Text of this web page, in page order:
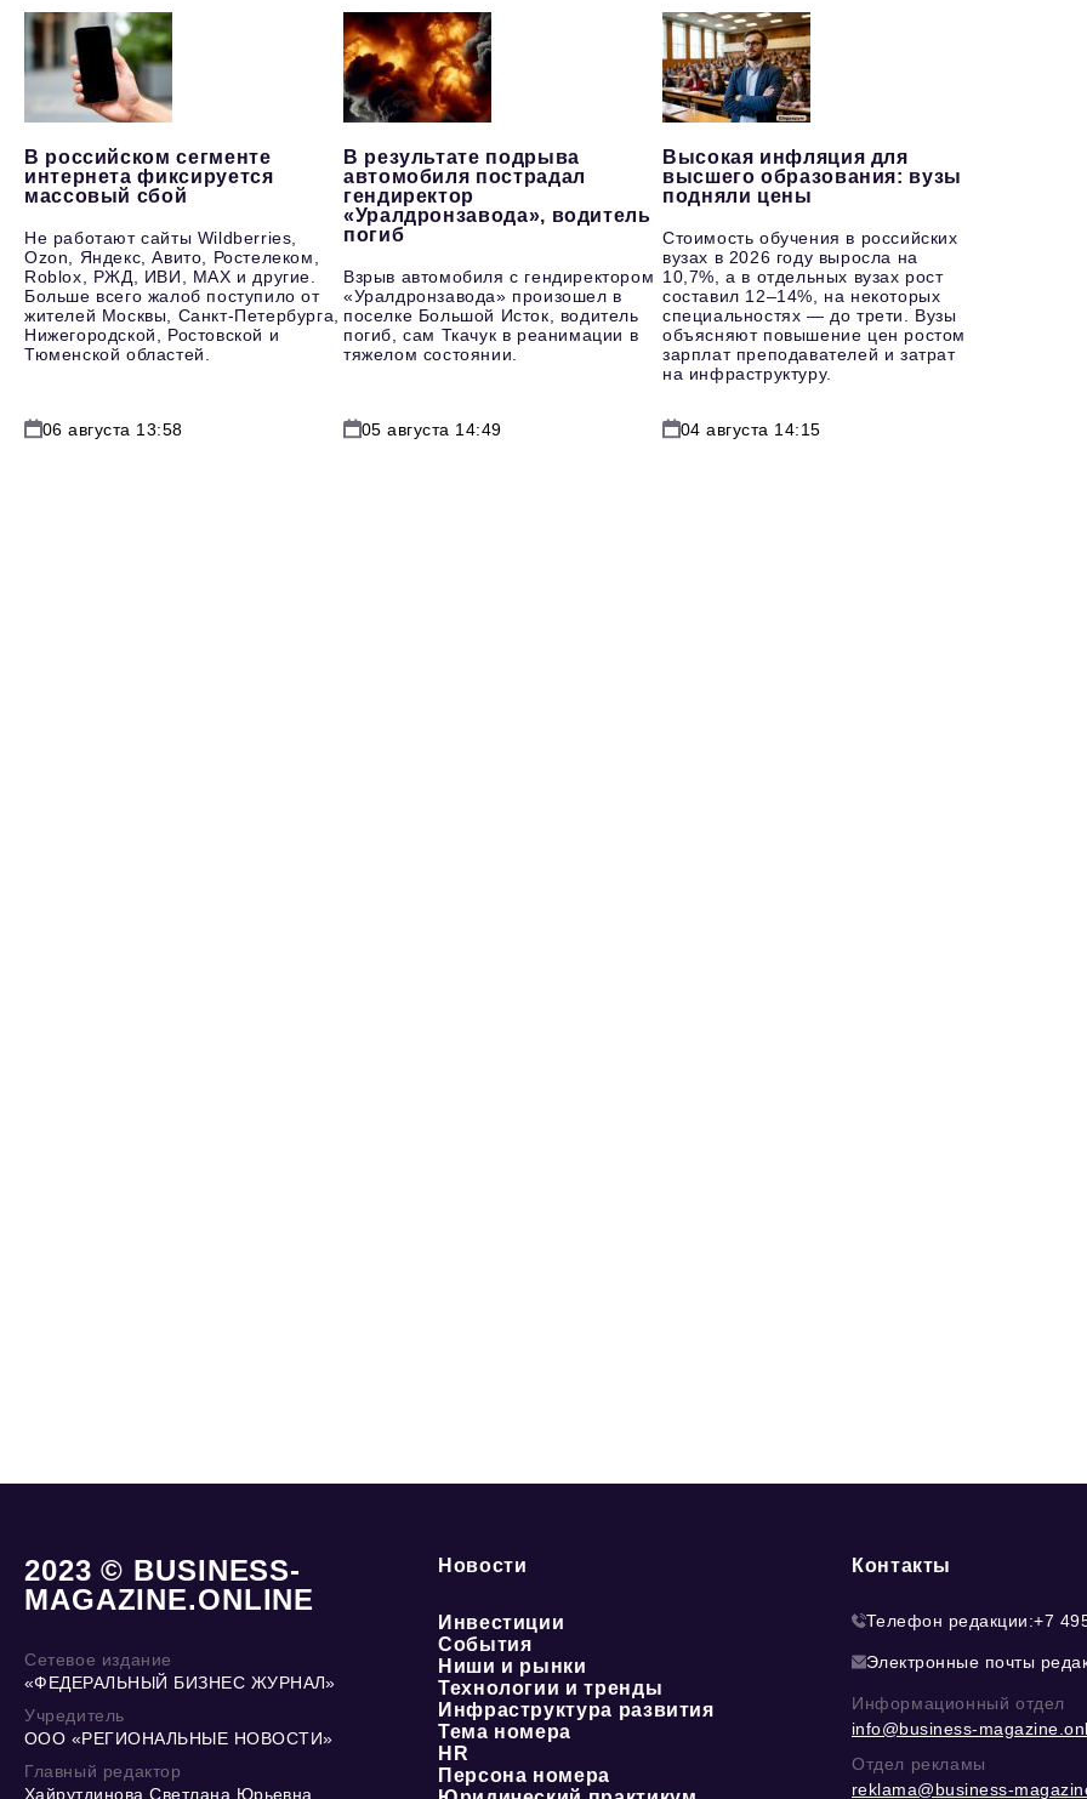
В российском сегменте
интернета фиксируется
массовый сбой
Не работают сайты Wildberries,
Ozon, Яндекс, Авито, Ростелеком,
Roblox, РЖД, ИВИ, MAX и другие.
Больше всего жалоб поступило от
жителей Москвы, Санкт-Петербурга,
Нижегородской, Ростовской и
Тюменской областей.
06 августа 13:58
В результате подрыва
автомобиля пострадал
гендиректор
«Уралдронзавода», водитель
погиб
Взрыв автомобиля с гендиректором
«Уралдронзавода» произошел в
поселке Большой Исток, водитель
погиб, сам Ткачук в реанимации в
тяжелом состоянии.
05 августа 14:49
Высокая инфляция для
высшего образования: вузы
подняли цены
Стоимость обучения в российских
вузах в 2026 году выросла на
10,7%, а в отдельных вузах рост
составил 12–14%, на некоторых
специальностях — до трети. Вузы
объясняют повышение цен ростом
зарплат преподавателей и затрат
на инфраструктуру.
04 августа 14:15
2023 © BUSINESS-
MAGAZINE.ONLINE
Сетевое издание
«ФЕДЕРАЛЬНЫЙ БИЗНЕС ЖУРНАЛ»
Учредитель
ООО «РЕГИОНАЛЬНЫЕ НОВОСТИ»
Главный редактор
Хайрутдинова Светлана Юрьевна
Новости
Инвестиции
События
Ниши и рынки
Технологии и тренды
Инфраструктура развития
Тема номера
HR
Персона номера
Контакты
Телефон редакции:+7
Электронные почты
Информационный отдел
info@business-
Отдел рекламы
reklama@business-